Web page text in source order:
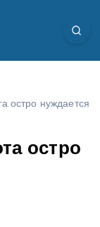
остро нуждается
остро